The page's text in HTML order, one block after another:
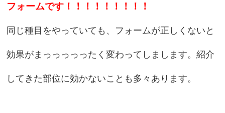
フォームです！！！！！！！！！
同じ種目をやっていても、フォームが正しくないと
効果がまっっっっったく変わってしまします。紹介
してきた部位に効かないことも多々あります。